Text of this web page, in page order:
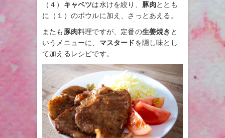
（４） キャベツは水けを絞り、 豚肉ととも
に（１）のボウルに加え、さっとあえる。
またも 豚肉料理ですが、定番の生姜焼き と
いうメニューに、 マスタードを隠し味とし
て加えるレシピです。